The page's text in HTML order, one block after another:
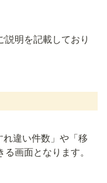
説明を記載しており
違い件数」や「移
画面となります。